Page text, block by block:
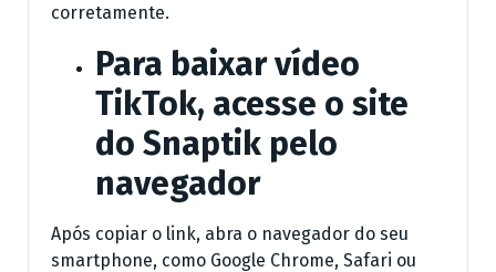
corretamente.
Para baixar vídeo
TikTok, acesse o site
do Snaptik pelo
navegador
Após copiar o link, abra o navegador do seu
smartphone, como Google Chrome, Safari ou